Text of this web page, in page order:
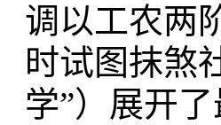
调以工农两
时试图抹煞
学”）展开